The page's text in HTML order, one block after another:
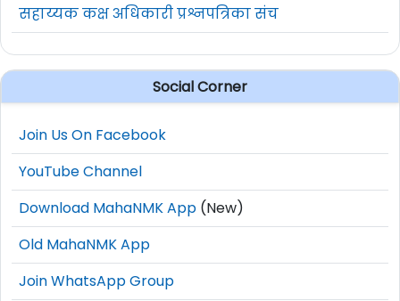
सहाय्यक कक्ष अधिकारी प्रश्नपत्रिका संच
Social Corner
Join Us On Facebook
YouTube Channel
Download MahaNMK App (New)
Old MahaNMK App
Join WhatsApp Group